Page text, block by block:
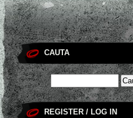
CAUTA
REGISTER / LOG IN